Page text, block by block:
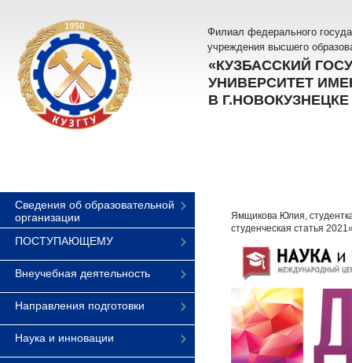
Филиал федерального
учреждения высшего
«КУЗБАССКИЙ
УНИВЕРСИТЕТ
В Г.НОВОКУЗНЕЦКЕ
Сведения об образовательной
организации
ПОСТУПАЮЩЕМУ
Внеучебная деятельность
Направления подготовки
Наука и инновации
Ямщикова Юлия,
студенческая статья